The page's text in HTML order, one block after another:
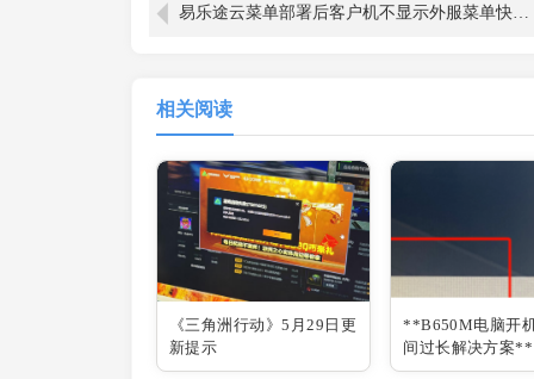
易乐途云菜单部署后客户机不显示外服菜单快捷方式
相关阅读
《三角洲行动》5月29日更
新提示
**B650M电脑开
间过长解决方案**